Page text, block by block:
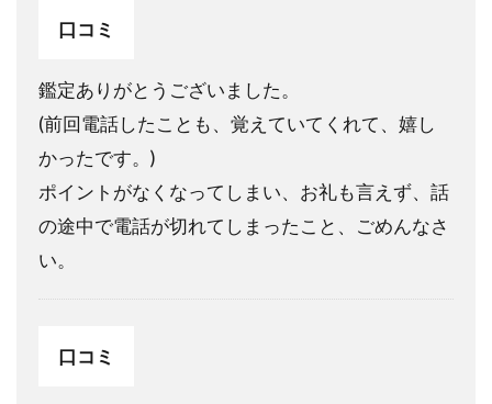
口コミ
鑑定ありがとうございました。
(前回電話したことも、覚えていてくれて、嬉し
かったです。)
ポイントがなくなってしまい、お礼も言えず、話
の途中で電話が切れてしまったこと、ごめんなさ
い。
口コミ